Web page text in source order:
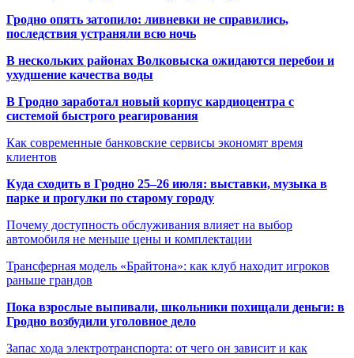
Гродно опять затопило: ливневки не справились,
последствия устраняли всю ночь
В нескольких районах Волковыска ожидаются перебои и
ухудшение качества воды
В Гродно заработал новый корпус кардиоцентра с
системой быстрого реагирования
Как современные банковские сервисы экономят время
клиентов
Куда сходить в Гродно 25–26 июля: выставки, музыка в
парке и прогулки по старому городу
Почему доступность обслуживания влияет на выбор
автомобиля не меньше цены и комплектации
Трансферная модель «Брайтона»: как клуб находит игроков
раньше грандов
Пока взрослые выпивали, школьники похищали деньги: в
Гродно возбудили уголовное дело
Запас хода электротранспорта: от чего он зависит и как